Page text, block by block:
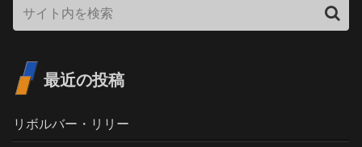
最近の投稿
リボルバー・リリー